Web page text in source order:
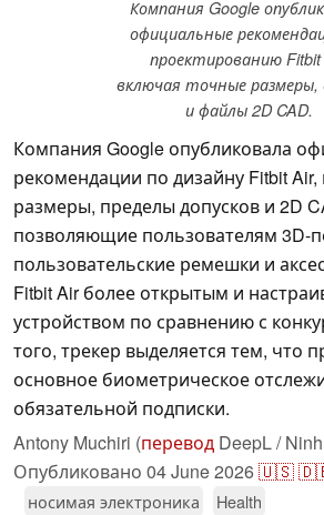
Компания Google
официальные
проектированию Fitbit
включая точные размеры,
и файлы 2D CAD.
Компания Google опубликовала
рекомендации по дизайну Fitbit
размеры, пределы допусков и 2D
позволяющие пользователям 3D-
пользовательские ремешки и
Fitbit Air более открытым и
устройством по сравнению с
того, трекер выделяется тем, что
основное биометрическое
обязательной подписки.
Antony Muchiri (перевод DeepL /
Опубликовано 04 June 2026🇺🇸
носимая электроника Health